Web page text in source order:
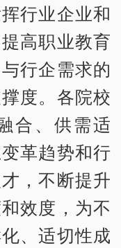
行业企业和
高职业教育
行企需求的
度。各院校
合、供需适
革趋势和行
，不断提升
效度，为不
、适切性成